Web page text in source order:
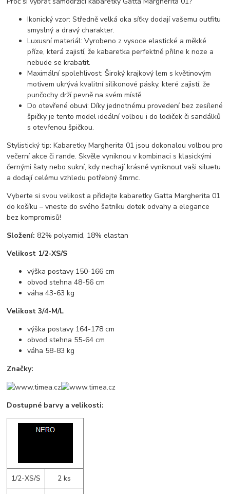
Ikonický vzor: Středně velká oka síťky dodají vašemu outfitu
smyslný a dravý charakter.
Luxusní materiál: Vyrobeno z vysoce elastické a měkké
příze, která zajistí, že kabaretka perfektně přilne k noze a
nebude se krabatit.
Maximální spolehlivost: Široký krajkový lem s květinovým
motivem ukrývá kvalitní silikonové pásky, které zajistí, že
punčochy drží pevně na svém místě.
Do otevřené obuvi: Díky jednotnému provedení bez zesílené
špičky je tento model ideální volbou i do lodiček či sandálků
s otevřenou špičkou.
Stylistický tip: Kabaretky Margherita 01 jsou dokonalou volbou pro
večerní akce či rande. Skvěle vyniknou v kombinaci s klasickými
černými šaty nebo sukní, kdy nechají krásně vyniknout vaši siluetu
a dodají celému vzhledu potřebný šmrnc.
Vyberte si svou velikost a přidejte kabaretky Gatta Margherita 01
do košíku – vneste do svého šatníku dotek odvahy a elegance
bez kompromisů!
Složení: 82% polyamid, 18% elastan
Velikost 1/2-XS/S
výška postavy 150-166 cm
obvod stehna 48-56 cm
váha 43-63 kg
Velikost 3/4-M/L
výška postavy 164-178 cm
obvod stehna 55-64 cm
váha 58-83 kg
Značky:
Dostupné barvy a velikosti:
1/2-XS/S
2 ks